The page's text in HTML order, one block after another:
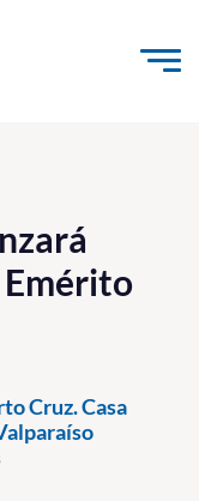
Cruz. Casa